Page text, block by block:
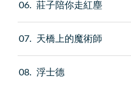
06 莊子陪你走紅塵
07 天橋上的魔術師
08 浮士德